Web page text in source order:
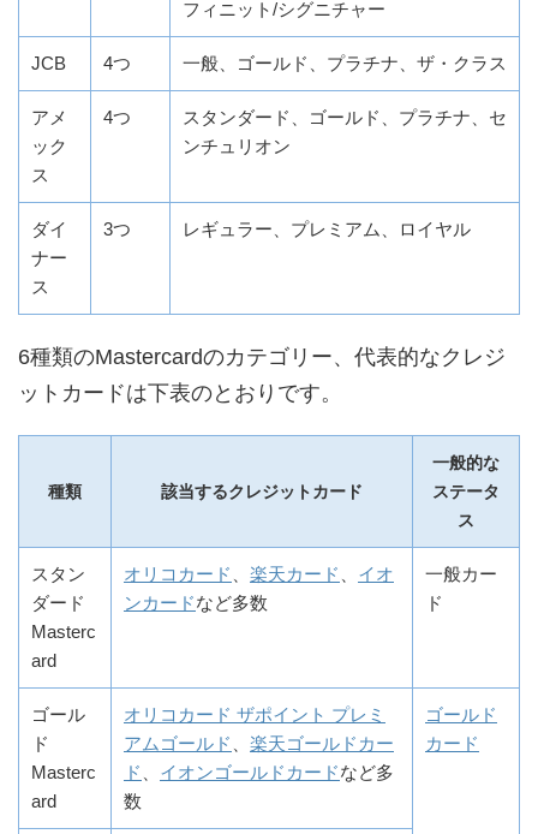
フィニット/シグニチャー
JCB 4つ 一般、ゴールド、プラチナ、ザ・クラス
アメ
ック
ス
4つ
スタンダード、ゴールド、プラチナ、セ
ンチュリオン
ダイ
ナー
ス
3つ レギュラー、プレミアム、ロイヤル
6種類のMastercardのカテゴリー、代表的なクレジ
ットカードは下表のとおりです。
種類 該当するクレジットカード
一般的な
ステータ
ス
スタン
ダード
Masterc
ard
オリコカード 楽天カード
イオ
ンカードなど多数
一般カー
ド
ゴール
ド
Masterc
ard
オリコカード ザポイント プレミ
アムゴールド
楽天ゴールドカー
ド
イオンゴールドカードなど多
数
ゴールド
カード